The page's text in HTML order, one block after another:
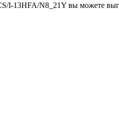
13HFA/N8_21Y вы можете